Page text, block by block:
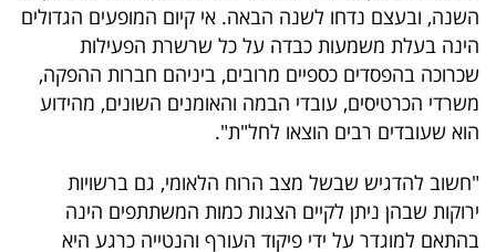
הכלכלי
פודקאסט
40
UNDER
40
השנה, ובעצם נדחו לשנה הבאה. אי קיום המופעים הגדולים
הינה בעלת משמעות כבדה על כל שרשרת הפעילות
שכרוכה בהפסדים כספיים מרובים, ביניהם חברות ההפקה,
משרדי הכרטיסים, עובדי הבמה והאומנים השונים, מהידוע
הוא שעובדים רבים הוצאו לחל"ת".
"חשוב להדגיש שבשל מצב הרוח הלאומי, גם ברשויות
ירוקות שבהן ניתן לקיים הצגות כמות המשתתפים הינה
בהתאם למוגדר על ידי פיקוד העורף והנטייה כרגע היא